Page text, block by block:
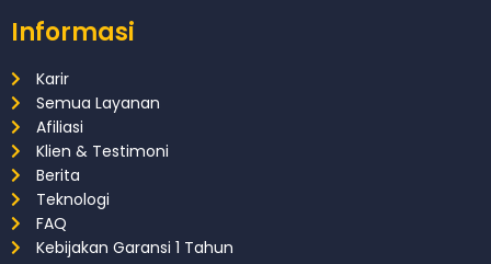
Informasi
Karir
Semua Layanan
Afiliasi
Klien & Testimoni
Berita
Teknologi
FAQ
Kebijakan Garansi 1 Tahun